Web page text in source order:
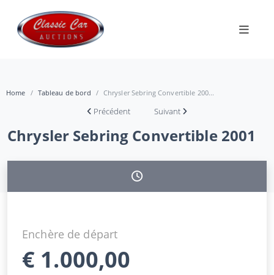
Home Tableau de bord Chrysler Sebring Convertible 200...
Précédent Suivant
Chrysler Sebring Convertible 2001
Enchère de départ
€ 1.000,00